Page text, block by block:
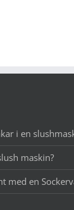
i en
maskin?
med en